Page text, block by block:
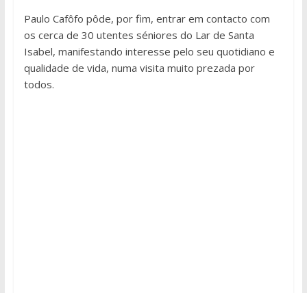
Paulo Cafôfo pôde, por fim, entrar em contacto com
os cerca de 30 utentes séniores do Lar de Santa
Isabel, manifestando interesse pelo seu quotidiano e
qualidade de vida, numa visita muito prezada por
todos.